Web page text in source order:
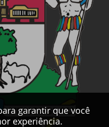
garantir que você
experiência.